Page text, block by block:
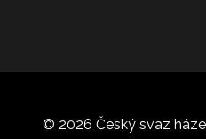
© 2026 Český svaz